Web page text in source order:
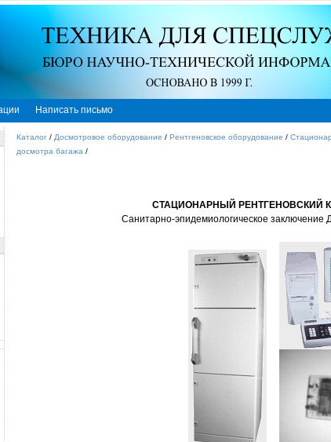
Написать письмо
Каталог / Досмотровое оборудование / Рентгеновское оборудование /
досмотра багажа /
СТАЦИОНАРНЫЙ РЕНТГЕНОВСКИЙ
Санитарно-эпидемиологическое заключение